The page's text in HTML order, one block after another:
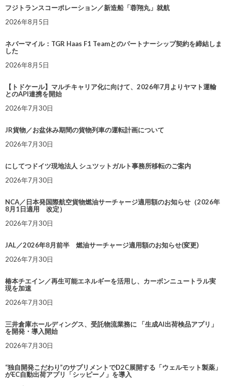
フジトランスコーポレーション／新造船「蓉翔丸」就航
2026年8月5日
ネバーマイル：TGR Haas F1 Teamとのパートナーシップ契約を締結しま
した
2026年8月5日
【トドケール】マルチキャリア化に向けて、2026年7月よりヤマト運輸
とのAPI連携を開始
2026年7月30日
JR貨物／お盆休み期間の貨物列車の運転計画について
2026年7月30日
にしてつドイツ現地法人 シュツットガルト事務所移転のご案内
2026年7月30日
NCA／日本発国際航空貨物燃油サーチャージ適用額のお知らせ（2026年
8月1日適用 改定）
2026年7月30日
JAL／2026年8月前半 燃油サーチャージ適用額のお知らせ(変更)
2026年7月30日
椿本チエイン／再生可能エネルギーを活用し、カーボンニュートラル実
現を加速
2026年7月30日
三井倉庫ホールディングス、受託物流業務に 「生成AI出荷検品アプリ」
を開発・導入開始
2026年7月30日
“独自開発こだわり”のサプリメントでD2C展開する「ウェルモット製薬」
がEC自動出荷アプリ「シッピーノ」を導入